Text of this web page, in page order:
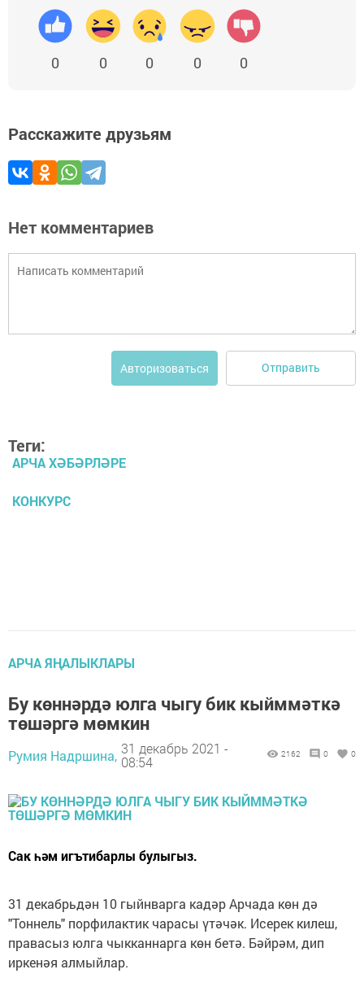
0 0 0 0 0
Расскажите друзьям
Нет комментариев
Авторизоваться Отправить
Теги:
АРЧА ХӘБӘРЛӘРЕ
КОНКУРС
АРЧА ЯҢАЛЫКЛАРЫ
Бу көннәрдә юлга чыгу бик кыйммәткә
төшәргә мөмкин
Румия Надршина, 31 декабрь 2021 -
08:54
2162 0 0
Сак һәм игътибарлы булыгыз.
31 декабрьдән 10 гыйнварга кадәр Арчада көн дә
"Тоннель" порфилактик чарасы үтәчәк. Исерек килеш,
правасыз юлга чыкканнарга көн бетә. Бәйрәм, дип
иркенәя алмыйлар.